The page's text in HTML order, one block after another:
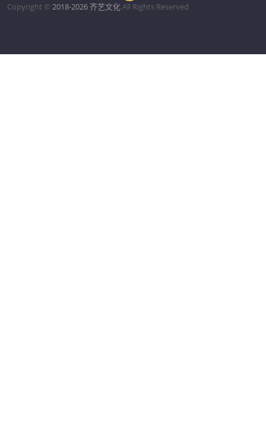
Copyright © 2018-2026 齐艺文化 All Rights Reserved